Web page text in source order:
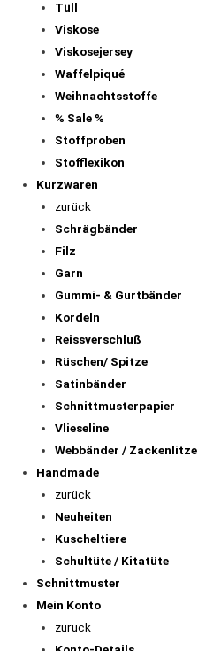
Tüll
Viskose
Viskosejersey
Waffelpiqué
Weihnachtsstoffe
% Sale %
Stoffproben
Stofflexikon
Kurzwaren
zurück
Schrägbänder
Filz
Garn
Gummi- & Gurtbänder
Kordeln
Reissverschluß
Rüschen/ Spitze
Satinbänder
Schnittmusterpapier
Vlieseline
Webbänder / Zackenlitze
Handmade
zurück
Neuheiten
Kuscheltiere
Schultüte / Kitatüte
Schnittmuster
Mein Konto
zurück